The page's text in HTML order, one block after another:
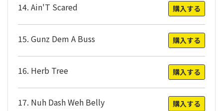
14. Ain'T Scared 購入する
15. Gunz Dem A Buss 購入する
16. Herb Tree 購入する
17. Nuh Dash Weh Belly 購入する